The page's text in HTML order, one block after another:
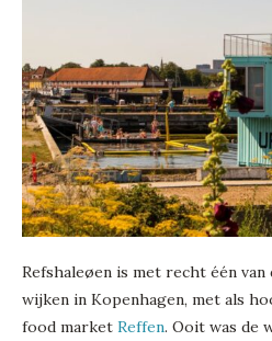
Refshaleøen is met recht één
wijken in Kopenhagen, met als
food market Reffen. Ooit was de